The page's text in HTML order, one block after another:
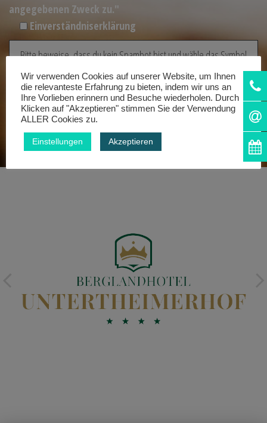
angegebenen Zweck zu."
Einverständniserklärung
Bitte beweise, dass du kein Spambot bist und wähle das Symbol
Stern.
Wir verwenden Cookies auf unserer Website, um Ihnen
die relevanteste Erfahrung zu bieten, indem wir uns an
Ihre Vorlieben erinnern und Besuche wiederholen. Durch
Klicken auf "Akzeptieren" stimmen Sie der Verwendung
ALLER Cookies zu.
Einstellungen Akzeptieren